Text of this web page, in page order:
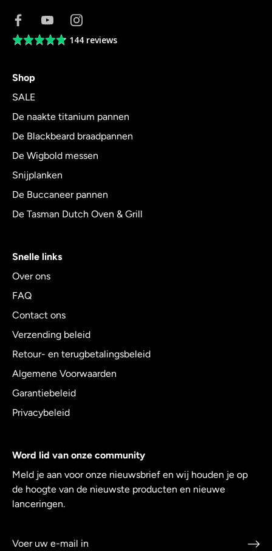
Average144 reviews
Shop
SALE
De naakte titanium pannen
De Blackbeard braadpannen
De Wigbold messen
Snijplanken
De Buccaneer pannen
De Tasman Dutch Oven & Grill
Snelle links
Over ons
FAQ
Contact ons
Verzending beleid
Retour- en terugbetalingsbeleid
Algemene Voorwaarden
Garantiebeleid
Privacybeleid
Word lid van onze community
Meld je aan voor onze nieuwsbrief en wij houden je op
de hoogte van de nieuwste producten en nieuwe
lanceringen.